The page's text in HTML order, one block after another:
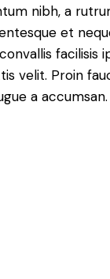
nibh, a
et
facilisis
velit. Proin
a